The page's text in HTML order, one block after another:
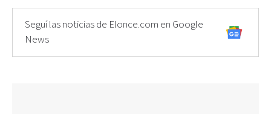
Seguí las noticias de Elonce.com en Google
News